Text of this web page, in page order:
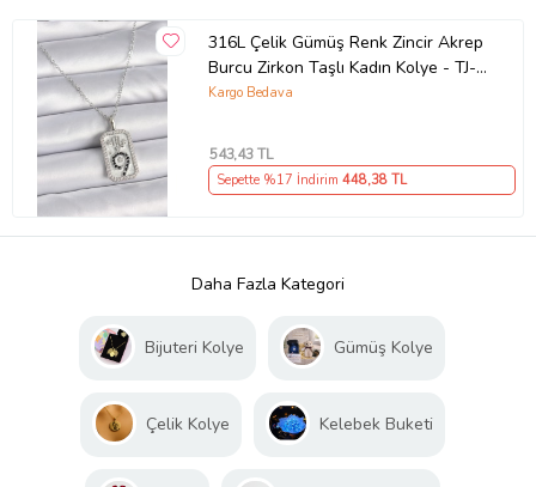
316L Çelik Gümüş Renk Zincir Akrep
Burcu Zirkon Taşlı Kadın Kolye - TJ-
BKO9453
Kargo Bedava
543,43 TL
Sepette %17 İndirim 448,38 TL
Daha Fazla Kategori
Bijuteri Kolye Gümüş Kolye
Çelik Kolye Kelebek Buketi